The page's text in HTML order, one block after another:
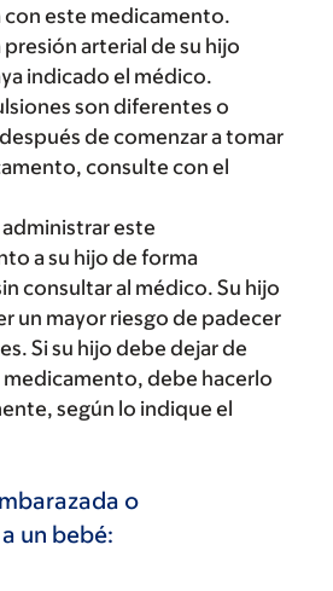
con este medicamento.
arterial de su hijo
indicado el médico.
son diferentes o
de comenzar a tomar
consulte con el
este
a su hijo de forma
consultar al médico. Su hijo
un mayor riesgo de padecer
Si su hijo debe dejar de
debe hacerlo
según lo indique el
o
un bebé: